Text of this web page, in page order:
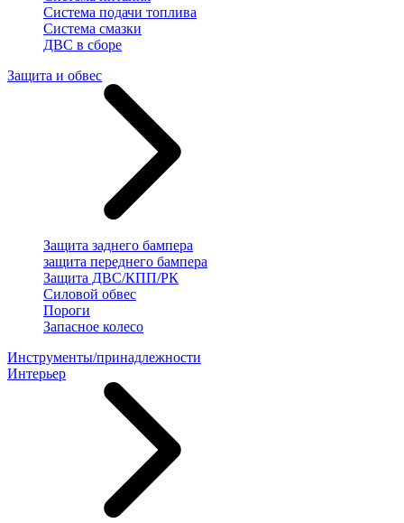
Система подачи топлива
Система смазки
ДВС в сборе
Защита и обвес
Защита заднего бампера
защита переднего бампера
Защита ДВС/КПП/РК
Силовой обвес
Пороги
Запасное колесо
Инструменты/принадлежности
Интерьер